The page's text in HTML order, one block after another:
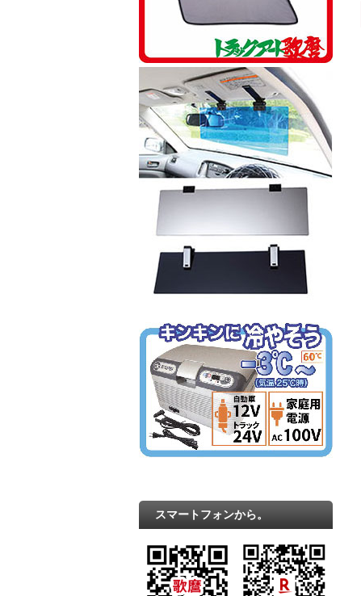
スマートフォンから。